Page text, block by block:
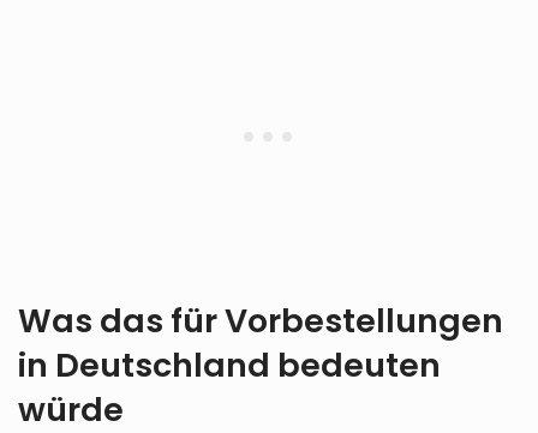
Was das für Vorbestellungen
in Deutschland bedeuten
würde